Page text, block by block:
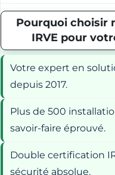
Pourquoi choisir
IRVE pour
Votre expert en
depuis 2017.
Plus de 500
savoir-faire éprouvé.
Double certification
sécurité absolue.